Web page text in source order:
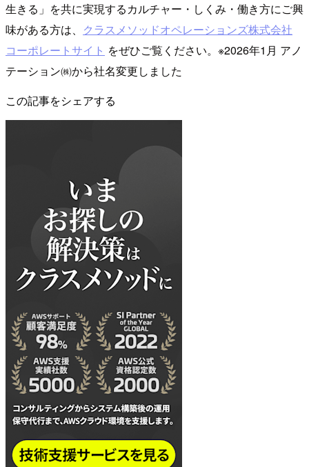
生きる」を共に実現するカルチャー・しくみ・働き方にご興
味がある方は、 クラスメソッドオペレーションズ株式会社
コーポレートサイト をぜひご覧ください。※2026年1月 アノ
テーション㈱から社名変更しました
この記事をシェアする